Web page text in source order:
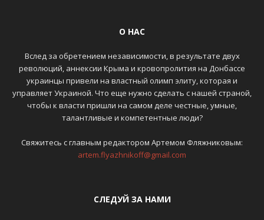
О НАС
Вслед за обретением независимости, в результате двух
революций, аннексии Крыма и кровопролития на Донбассе
украинцы привели на властный олимп элиту, которая и
управляет Украиной. Что еще нужно сделать с нашей страной,
чтобы к власти пришли на самом деле честные, умные,
талантливые и компетентные люди?
Свяжитесь с главным редактором Артемом Фляжниковым:
artem.flyazhnikoff@gmail.com
СЛЕДУЙ ЗА НАМИ